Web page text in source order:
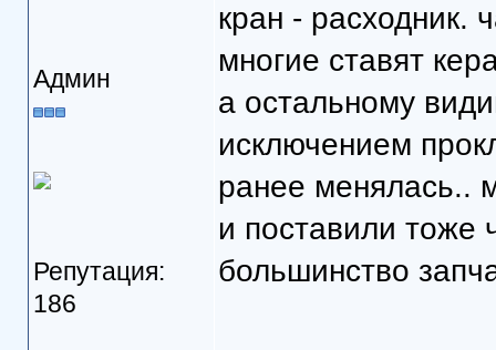
Админ
Репутация:
186
кран - расходник.
многие ставят
а остальному
исключением
ранее менялась..
и поставили тоже
большинство